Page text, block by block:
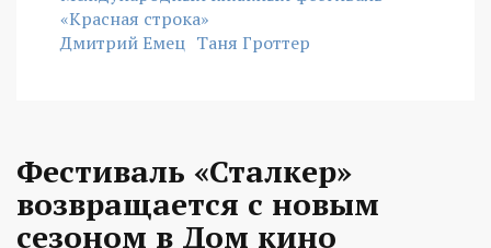
«Красная строка»
Дмитрий Емец Таня Гроттер
Фестиваль «Сталкер»
возвращается с новым
сезоном в Дом кино